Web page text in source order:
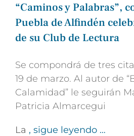
“Caminos y Palabras”,
Puebla de Alfindén
de su Club de Lectura
Se compondrá de tres
19 de marzo. Al autor de
Calamidad” le seguirán
Patricia Almarcegui
La , sigue leyendo …